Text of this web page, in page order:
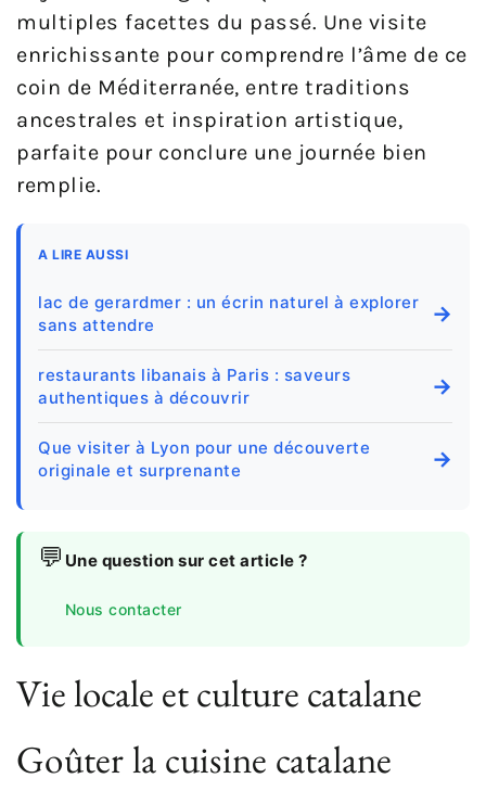
multiples facettes du passé. Une visite
enrichissante pour comprendre l’âme de ce
coin de Méditerranée, entre traditions
ancestrales et inspiration artistique,
parfaite pour conclure une journée bien
remplie.
A LIRE AUSSI
lac de gerardmer : un écrin naturel à explorer
sans attendre
→
restaurants libanais à Paris : saveurs
authentiques à découvrir
→
Que visiter à Lyon pour une découverte
originale et surprenante
→
💬 Une question sur cet article ?
Nous contacter
Vie locale et culture catalane
Goûter la cuisine catalane